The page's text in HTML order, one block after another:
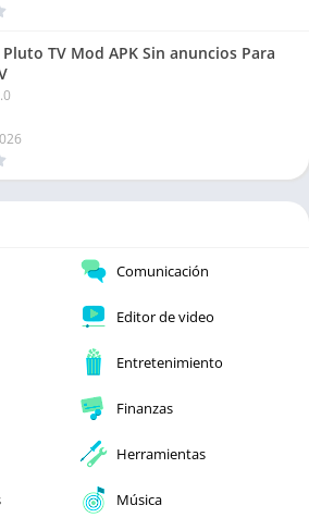
TV Mod APK Sin anuncios Para
Comunicación
Editor de video
Entretenimiento
Finanzas
Herramientas
Música